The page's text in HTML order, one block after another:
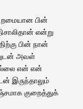
பின்
என்று
பின் நான்
அவள்
என் என்
இருந்தாலும்
குறைத்துக்